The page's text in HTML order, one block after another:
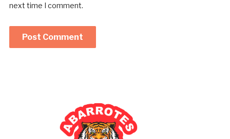
next time I comment.